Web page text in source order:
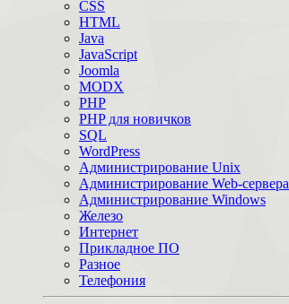
CSS
HTML
Java
JavaScript
Joomla
MODX
PHP
PHP для новичков
SQL
WordPress
Администрирование Unix
Администрирование Web-сервера
Администрирование Windows
Железо
Интернет
Прикладное ПО
Разное
Телефония